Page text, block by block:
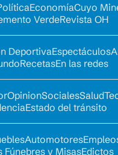
EconomíaCuyo
VerdeRevista OH
DeportivaEspectáculos
RecetasEn las redes
OpinionSocialesSalud
Estado del tránsito
Automotores
Fúnebres y MisasEdictos